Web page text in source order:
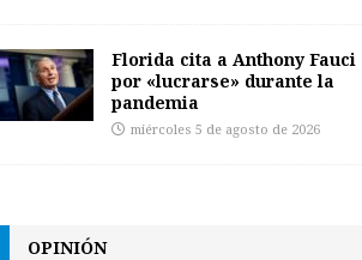
Florida cita a Anthony Fauci
por «lucrarse» durante la
pandemia
miércoles 5 de agosto de 2026
OPINIÓN